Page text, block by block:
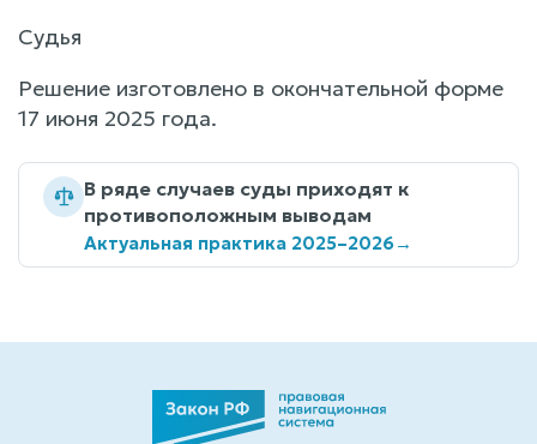
Судья
Решение изготовлено в окончательной форме
17 июня 2025 года.
В ряде случаев суды приходят к
противоположным выводам
Актуальная практика 2025–2026→